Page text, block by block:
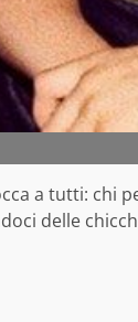
a tutti: chi
delle